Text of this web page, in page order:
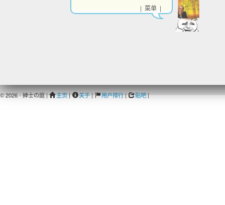
© 2026 - 紳士の庭 | 主页| 关于| 用户排行| 贴吧|
| 菜单 |